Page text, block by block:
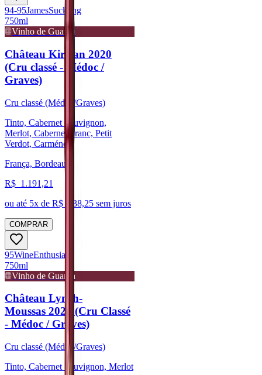
94-95JamesSuckling
750ml
Vinho de Guarda
Château Kirwan 2020
(Cru classé - Médoc /
Graves)
Cru classé (Médoc/Graves)
Tinto, Cabernet Sauvignon,
Merlot, Cabernet Franc, Petit
Verdot, Carménère
França, Bordeaux
R$ 1.191,21
ou até 5x de R$ 238,25 sem juros
COMPRAR
95WineEnthusiast
750ml
Vinho de Guarda
Château Lynch-
Moussas 2020 (Cru Classé
- Médoc / Graves)
Cru classé (Médoc/Graves)
Tinto, Cabernet Sauvignon, Merlot